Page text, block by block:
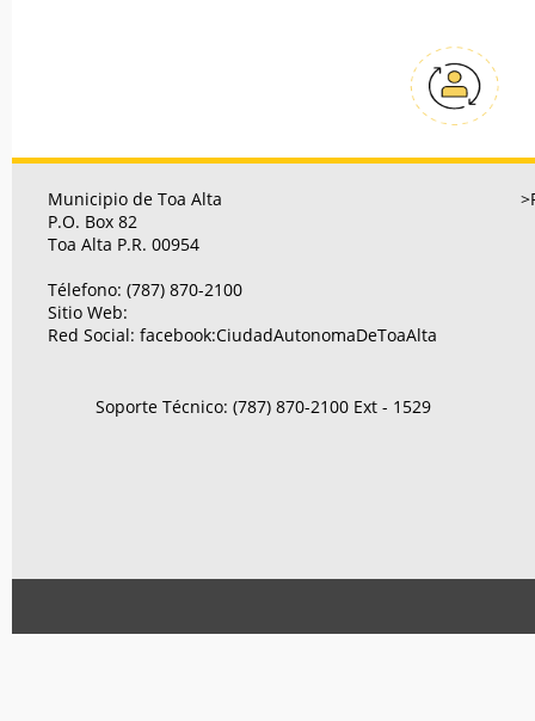
Municipio de Toa Alta
P.O. Box 82
Toa Alta P.R. 00954
Télefono: (787) 870-2100
Sitio Web:
Red Social: facebook:CiudadAutonomaDeToaAlta
Soporte Técnico: (787) 870-2100 Ext - 1529